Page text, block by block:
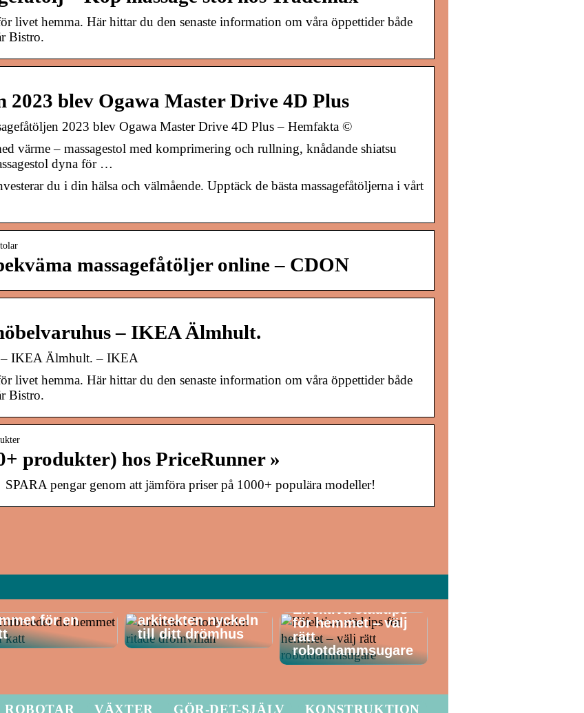
livet hemma. Här hittar du den senaste information om våra öppettider både
Bistro.
2023 blev Ogawa Master Drive 4D Plus
2023 blev Ogawa Master Drive 4D Plus – Hemfakta ©
värme – massagestol med komprimering och rullning, knådande shiatsu
dyna för …
du i din hälsa och välmående. Upptäck de bästa massagefåtöljerna i vårt
massagefåtöljer online – CDON
– IKEA Älmhult.
IKEA Älmhult. – IKEA
livet hemma. Här hittar du den senaste information om våra öppettider både
Bistro.
produkter) hos PriceRunner »
pengar genom att jämföra priser på 1000+ populära modeller!
för en
arkitekten nyckeln
till ditt drömhus
Effektiva städtips
för hemmet – välj
rätt
robotdammsugare
ROBOTAR VÄXTER GÖR-DET-SJÄLV KONSTRUKTION